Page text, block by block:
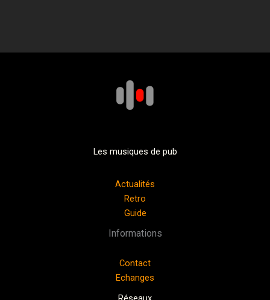
Les musiques de pub
Actualités
Retro
Guide
Informations
Contact
Echanges